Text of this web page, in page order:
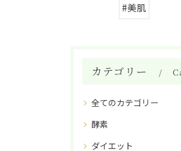
#美肌
カテゴリー
全てのカテゴリー
酵素
ダイエット